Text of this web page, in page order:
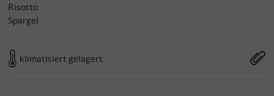
Risotto
Spargel
klimatisiert gelagert